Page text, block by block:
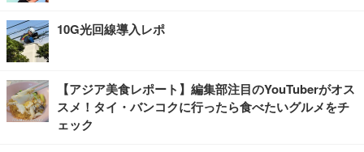
10G光回線導入レポ
【アジア美食レポート】編集部注目のYouTuberがオス
スメ！タイ・バンコクに行ったら食べたいグルメをチ
ェック